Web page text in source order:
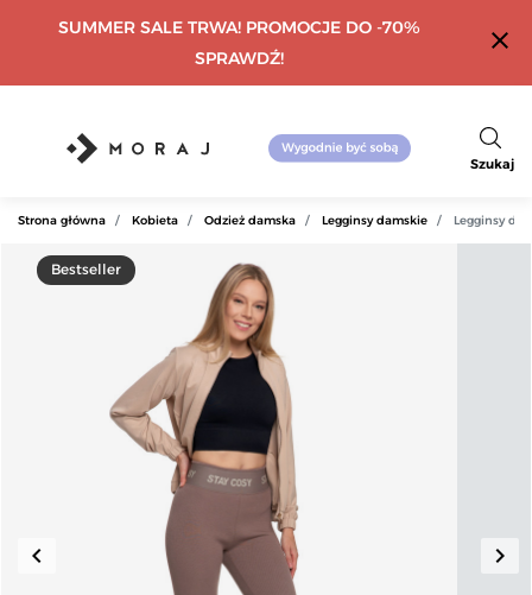
SUMMER SALE TRWA! PROMOCJE DO -70%
SPRAWDŹ!
close
Szukaj
Strona główna Kobieta Odzież damska Legginsy damskie Legginsy
Bestseller
Poprzedni
keyboard_arrow_left keyboard_arrow_right